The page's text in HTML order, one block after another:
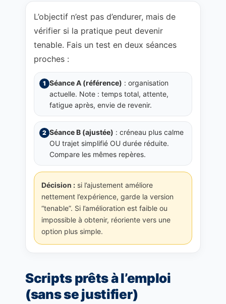
L’objectif n’est pas d’endurer, mais de
vérifier si la pratique peut devenir
tenable. Fais un test en deux séances
proches :
1 Séance A (référence) : organisation
actuelle. Note : temps total, attente,
fatigue après, envie de revenir.
2 Séance B (ajustée) : créneau plus calme
OU trajet simplifié OU durée réduite.
Compare les mêmes repères.
Décision : si l’ajustement améliore
nettement l’expérience, garde la version
“tenable”. Si l’amélioration est faible ou
impossible à obtenir, réoriente vers une
option plus simple.
Scripts prêts à l’emploi
(sans se justifier)